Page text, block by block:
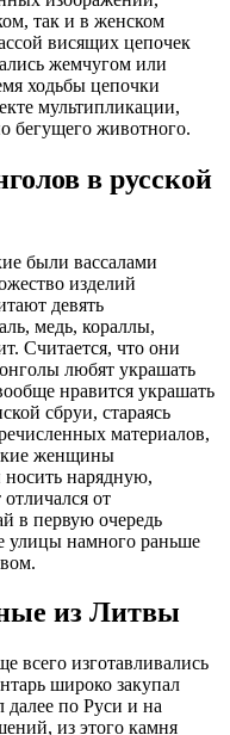
так и в женском
висящих цепочек
жемчугом или
ходьбы цепочки
мультипликации,
бегущего животного.
в русской
были вассалами
изделий
девять
медь, кораллы,
Считается, что они
любят украшать
нравится украшать
сбруи, стараясь
материалов,
женщины
нарядную,
от
в первую очередь
улицы намного раньше
из Литвы
всего изготавливались
широко закупал
по Руси и на
из этого камня